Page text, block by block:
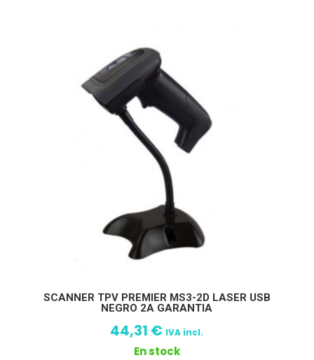
SCANNER TPV PREMIER MS3-2D LASER USB
NEGRO 2A GARANTIA
44,31 € IVA incl.
En stock